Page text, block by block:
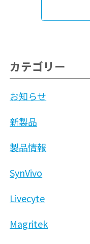
カテゴリー
お知らせ
新製品
製品情報
SynVivo
Livecyte
Magritek